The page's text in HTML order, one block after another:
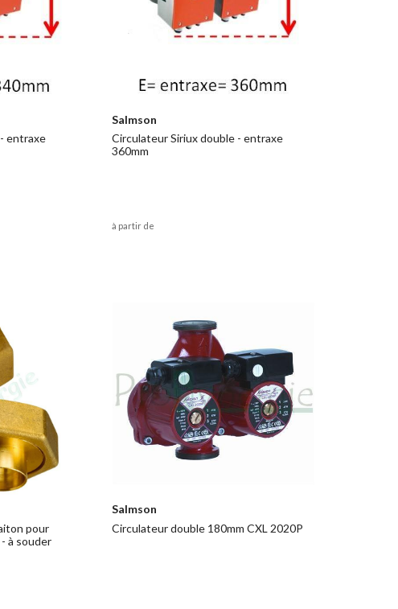
entraxe
Salmson
Circulateur Siriux double - entraxe
360mm
à partir de
pour
à souder
Salmson
Circulateur double 180mm CXL 2020P